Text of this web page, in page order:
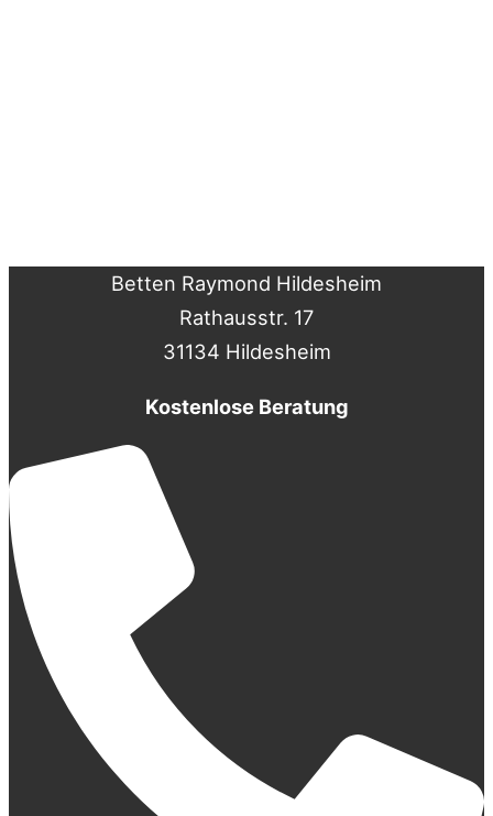
Betten Raymond Hildesheim
Rathausstr. 17
31134 Hildesheim
Kostenlose Beratung